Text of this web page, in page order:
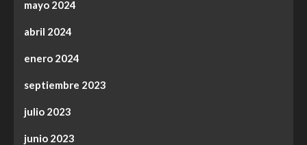
mayo 2024
abril 2024
enero 2024
septiembre 2023
julio 2023
junio 2023